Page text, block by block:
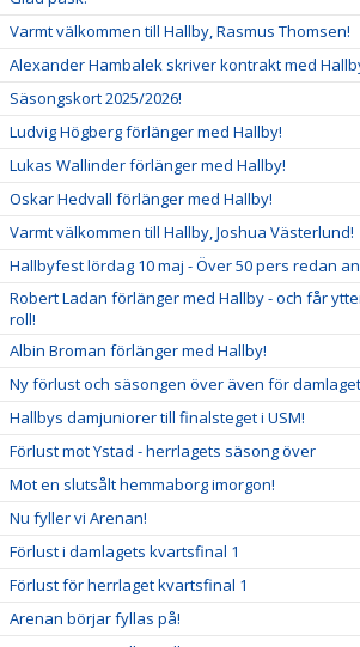
Varmt välkommen till Hallby, Rasmus Thomsen!
Alexander Hambalek skriver kontrakt med
Säsongskort 2025/2026!
Ludvig Högberg förlänger med Hallby!
Lukas Wallinder förlänger med Hallby!
Oskar Hedvall förlänger med Hallby!
Varmt välkommen till Hallby, Joshua Västerlund!
Hallbyfest lördag 10 maj - Över 50 pers redan
Robert Ladan förlänger med Hallby - och får
roll!
Albin Broman förlänger med Hallby!
Ny förlust och säsongen över även för damlaget
Hallbys damjuniorer till finalsteget i USM!
Förlust mot Ystad - herrlagets säsong över
Mot en slutsålt hemmaborg imorgon!
Nu fyller vi Arenan!
Förlust i damlagets kvartsfinal 1
Förlust för herrlaget kvartsfinal 1
Arenan börjar fyllas på!